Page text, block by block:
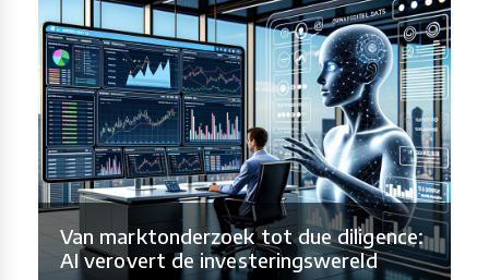
Van marktonderzoek tot due diligence:
AI verovert de investeringswereld